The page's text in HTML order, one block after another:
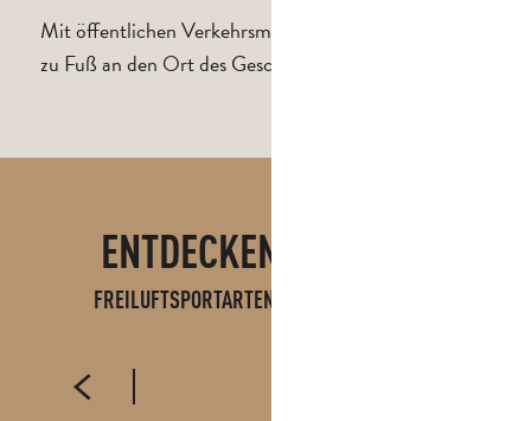
Mit öffentlichen Verkehrsmitteln, dem Fahrrad oder
zu Fuß an den Ort des Geschehens gelangen.
ENTDECKEN SIE AUCH
FREILUFTSPORTARTEN IN PAYS D'AUBAGNE